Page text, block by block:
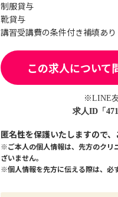
制服貸与
靴貸与
講習受講費の条件付き補填あり
この求人について
※LINE
求人ID「
匿名性を保護いたしますので、
※ご本人の個人情報は、先方のクリ
ざいません。
※個人情報を先方に伝える際は、必